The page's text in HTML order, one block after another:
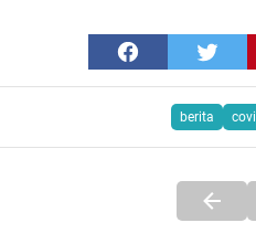
berita